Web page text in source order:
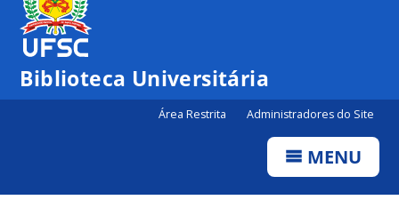
Canais
Biblioteca Universitária
Área Restrita Administradores do Site
MENU